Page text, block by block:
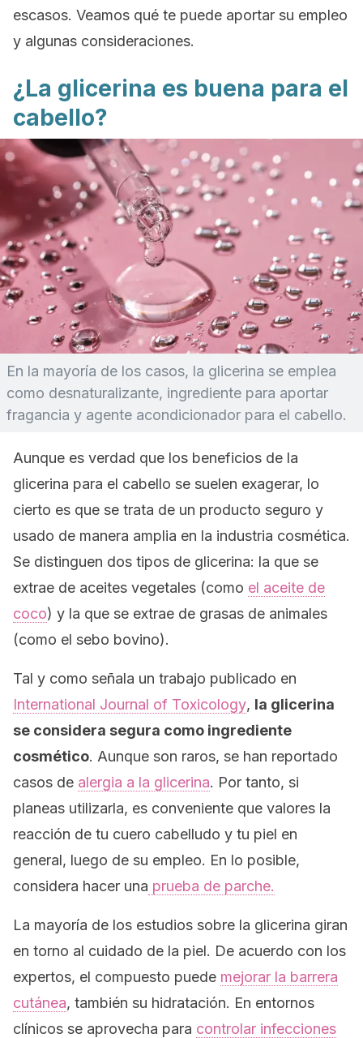
escasos. Veamos qué te puede aportar su empleo
y algunas consideraciones.
¿La glicerina es buena para el
cabello?
En la mayoría de los casos, la glicerina se emplea
como desnaturalizante, ingrediente para aportar
fragancia y agente acondicionador para el cabello.
Aunque es verdad que los beneficios de la
glicerina para el cabello se suelen exagerar, lo
cierto es que se trata de un producto seguro y
usado de manera amplia en la industria cosmética.
Se distinguen dos tipos de glicerina: la que se
extrae de aceites vegetales (como el aceite de
coco) y la que se extrae de grasas de animales
(como el sebo bovino).
Tal y como señala un trabajo publicado en
International Journal of Toxicology, la glicerina
se considera segura como ingrediente
cosmético. Aunque son raros, se han reportado
casos de alergia a la glicerina. Por tanto, si
planeas utilizarla, es conveniente que valores la
reacción de tu cuero cabelludo y tu piel en
general, luego de su empleo. En lo posible,
considera hacer una prueba de parche.
La mayoría de los estudios sobre la glicerina giran
en torno al cuidado de la piel. De acuerdo con los
expertos, el compuesto puede mejorar la barrera
cutánea, también su hidratación. En entornos
clínicos se aprovecha para controlar infecciones